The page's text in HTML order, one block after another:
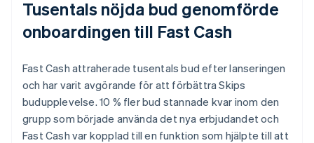
Tusentals nöjda bud genomförde
onboardingen till Fast Cash
Fast Cash attraherade tusentals bud efter lanseringen
och har varit avgörande för att förbättra Skips
budupplevelse. 10 % fler bud stannade kvar inom den
grupp som började använda det nya erbjudandet och
Fast Cash var kopplad till en funktion som hjälpte till att